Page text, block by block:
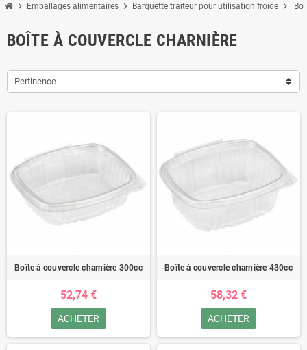
chevron_right Emballages alimentaires chevron_right Barquette traiteur pour utilisation froide chevron_right
BOÎTE À COUVERCLE CHARNIÈRE
Pertinence
Boîte à couvercle charnière 300cc
52,74 €
ACHETER
Boîte à couvercle charnière 430cc
58,32 €
ACHETER